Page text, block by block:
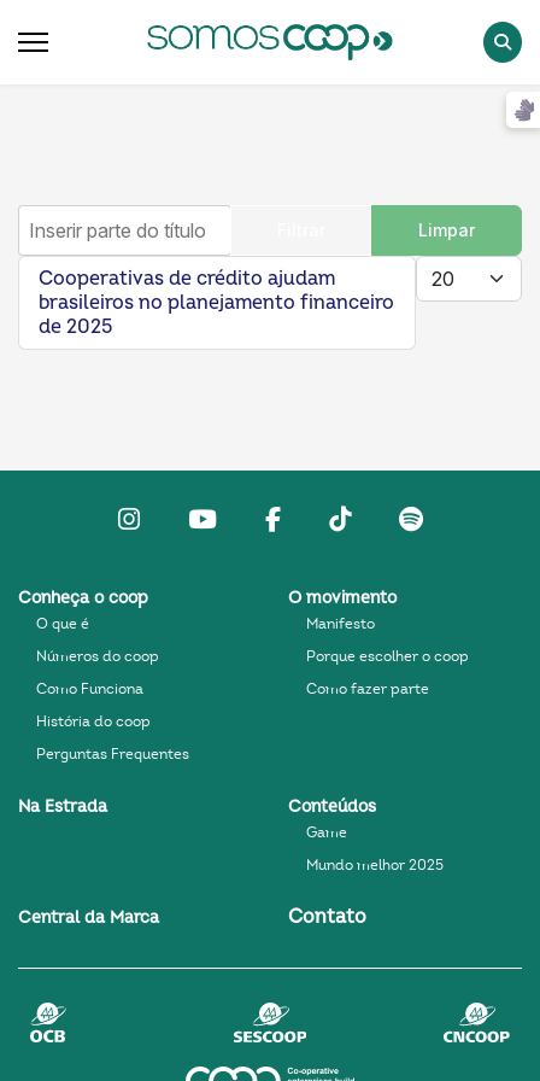
Inserir parte do título
Limpar
Mostrar #
Cooperativas de crédito ajudam
brasileiros no planejamento financeiro
de 2025
InstagramYoutubefacebookTiktokSpotify
Conheça o coop
O que é
Números do coop
Como Funciona
História do coop
Perguntas Frequentes
O movimento
Manifesto
Porque escolher o coop
Como fazer parte
Na Estrada Conteúdos
Game
Mundo melhor 2025
Central da Marca Contato